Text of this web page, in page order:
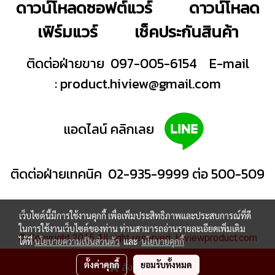
สั่งซื้อสินค้า
ดาวน์โหลดซอฟต์แวร์
ดาวน์โหลด
เฟิร์มแวร์
เช็คประกันสินค้า
ติดต่อฝ่ายขาย 097-005-6154
E-mail
:product.hiview@gmail.com
แอดไลน์ คลิกเลย
ติดต่อฝ่ายเทคนิค 02-935-9999 ต่อ 500-509
© Copyright 2015 All right reserved. Hiviewproduct.com
ผู้เข้าชมวันนี้
167
เว็บไซต์นี้มีการใช้งานคุกกี้ เพื่อเพิ่มประสิทธิภาพและประสบการณ์ที่ดี
ในการใช้งานเว็บไซต์ของท่าน ท่านสามารถอ่านรายละเอียดเพิ่มเติม
ได้ที่นโยบายความเป็นส่วนตัวและนโยบายคุกกี้
ตั้งค่าคุกกี้ ยอมรับทั้งหมด